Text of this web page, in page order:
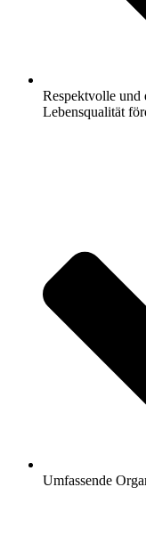
Respektvolle und
Lebensqualität
Umfassende